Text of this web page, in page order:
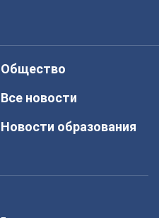
Общество
Все новости
Новости образования